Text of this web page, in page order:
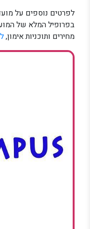
לפרטים נוספים על
בפרופיל המלא של
מחירים ותוכניות אימון,